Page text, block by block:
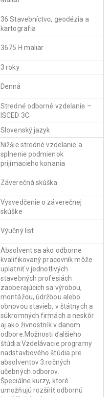
36 Stavebníctvo, geodézia a
kartografia
3675 H maliar
3 roky
Denná
Stredné odborné vzdelanie –
ISCED 3C
Slovenský jazyk
Nižšie stredné vzdelanie a
splnenie podmienok
prijímacieho konania
Záverečná skúška
Vysvedčenie o záverečnej
skúške
Výučný list
Absolvent sa ako odborne
kvalifikovaný pracovník môže
uplatniť v jednotlivých
stavebných profesiách
zaoberajúcich sa výrobou,
montážou, údržbou alebo
obnovou stavieb, v štátnych a
súkromných firmách a neskôr
aj ako živnostník v danom
odbore.Možnosti ďalšieho
štúdia:Vzdelávacie programy
nadstavbového štúdia pre
absolventov 3.ročných
učebných odborov.
Špeciálne kurzy, ktoré
umožňujú rozšíriť odbornú